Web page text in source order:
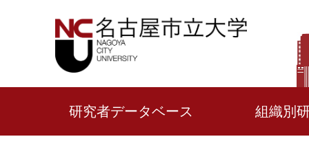
研究者データベース 組織別